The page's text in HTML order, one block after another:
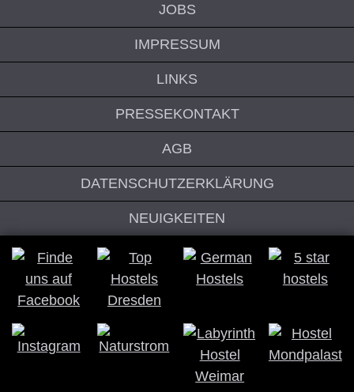
JOBS
IMPRESSUM
LINKS
PRESSEKONTAKT
AGB
DATENSCHUTZERKLÄRUNG
NEUIGKEITEN